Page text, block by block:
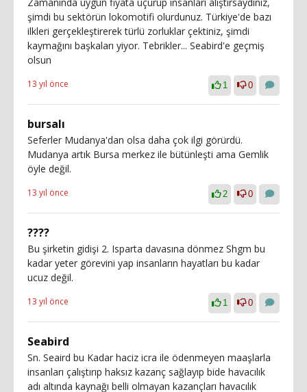
şimdi bu sektörün lokomotifi olurdunuz. Türkiye'de bazı
ilkleri gerçekleştirerek türlü zorluklar çektiniz, şimdi
kaymağını başkaları yiyor. Tebrikler... Seabird'e geçmiş
olsun
13 yıl önce 1 0
bursalı
Seferler Mudanya'dan olsa daha çok ilgi görürdü.
Mudanya artık Bursa merkez ile bütünleşti ama Gemlik
öyle değil.
13 yıl önce 2 0
????
Bu şirketin gidişi 2. Isparta davasına dönmez Shgm bu
kadar yeter görevini yap insanların hayatları bu kadar
ucuz değil.
13 yıl önce 1 0
Seabird
Sn. Seaird bu Kadar haciz icra ile ödenmeyen maaşlarla
insanları çalıştırıp haksız kazanç sağlayıp bide havacılık
adı altında kaynağı belli olmayan kazançları havacılık